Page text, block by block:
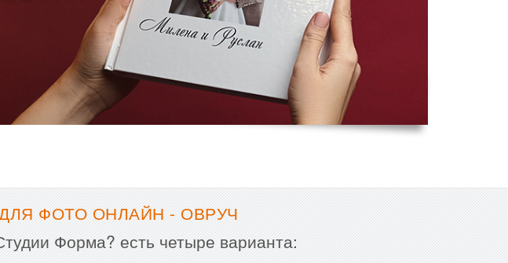
ФОТО ОНЛАЙН - ОВРУЧ
Форма? есть четыре варианта: